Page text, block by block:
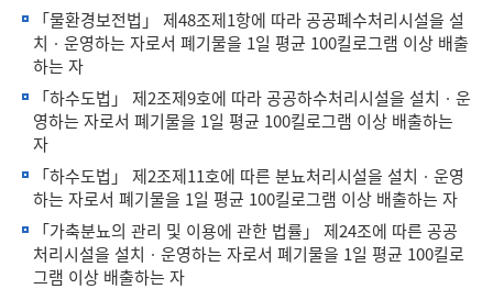
「물환경보전법」 제48조제1항에 따라 공공폐수처리시설을 설
치ㆍ운영하는 자로서 폐기물을 1일 평균 100킬로그램 이상 배출
하는 자
「하수도법」 제2조제9호에 따라 공공하수처리시설을 설치ㆍ운
영하는 자로서 폐기물을 1일 평균 100킬로그램 이상 배출하는
자
「하수도법」 제2조제11호에 따른 분뇨처리시설을 설치ㆍ운영
하는 자로서 폐기물을 1일 평균 100킬로그램 이상 배출하는 자
「가축분뇨의 관리 및 이용에 관한 법률」 제24조에 따른 공공
처리시설을 설치ㆍ운영하는 자로서 폐기물을 1일 평균 100킬로
그램 이상 배출하는 자